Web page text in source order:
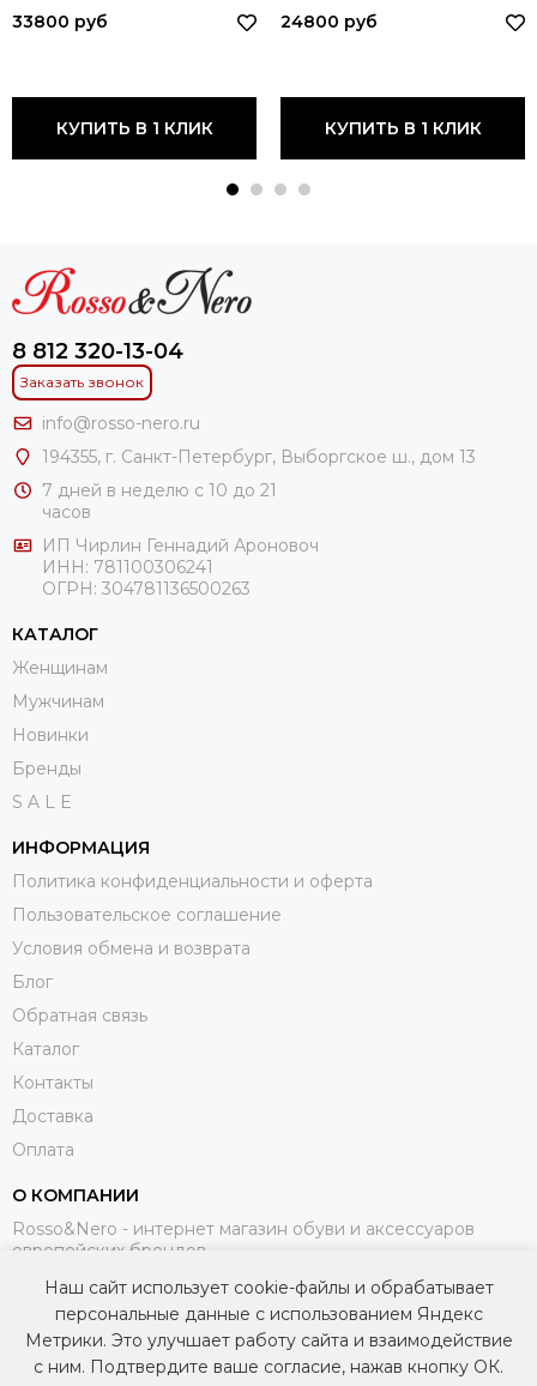
H44557C GPN MORO
33800 руб
КУПИТЬ В 1 КЛИК
24800 руб
КУПИТЬ В 1 КЛИК
8 812 320-13-04
Заказать звонок
info@rosso-nero.ru
194355, г. Санкт-Петербург, Выборгское ш., дом 13
7 дней в неделю с 10 до 21
часов
ИП Чирлин Геннадий Ароновоч
ИНН: 781100306241
ОГРН: 304781136500263
КАТАЛОГ
Женщинам
Мужчинам
Новинки
Бренды
S A L E
ИНФОРМАЦИЯ
Политика конфиденциальности и оферта
Пользовательское соглашение
Условия обмена и возврата
Блог
Обратная связь
Каталог
Контакты
Доставка
Оплата
О КОМПАНИИ
Rosso&Nero - интернет магазин обуви и аксессуаров
европейских брендов.
МЫ В СОЦИАЛЬНЫХ СЕТЯХ
Наш сайт использует cookie-файлы и обрабатывает
персональные данные с использованием Яндекс
Метрики. Это улучшает работу сайта и взаимодействие
с ним. Подтвердите ваше согласие, нажав кнопку ОК.